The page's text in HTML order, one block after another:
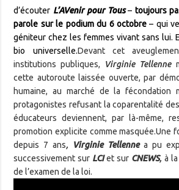
d’écouter L’AVenir pour Tous– toujours
parole sur le podium du 6 octobre– qui
géniteur chez les femmes vivant sans lui.
bio universelle.Devant cet
institutions publiques,
Virginie Tellenne
cette autoroute laissée ouverte, par
humaine, au marché de la fécondation
protagonistes refusant la coparentalité
éducateurs deviennent, par là-même,
promotion explicite comme masquée.Une
depuis 7 ans, Virginie Tellennea pu
successivement sur LCI et sur CNEWS, à
de l’examen de la loi.